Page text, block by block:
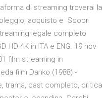
di streaming troverai la
acquisto e Scopri
legale completo
HD 4K in ITA e ENG. 19 nov
film streaming in
film Danko (1988) -
trama, cast completo, critica